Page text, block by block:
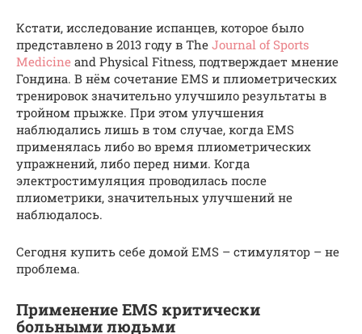
Кстати, исследование испанцев, которое было
представлено в 2013 году в The Journal of Sports
Medicine and Physical Fitness, подтверждает мнение
Гондина. В нём сочетание EMS и плиометрических
тренировок значительно улучшило результаты в
тройном прыжке. При этом улучшения
наблюдались лишь в том случае, когда EMS
применялась либо во время плиометрических
упражнений, либо перед ними. Когда
электростимуляция проводилась после
плиометрики, значительных улучшений не
наблюдалось.
Сегодня купить себе домой EMS – стимулятор – не
проблема.
Применение EMS критически
больными людьми